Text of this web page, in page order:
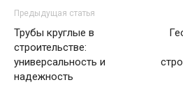
Предыдущая статья
Трубы круглые в
строительстве:
универсальность и
надежность